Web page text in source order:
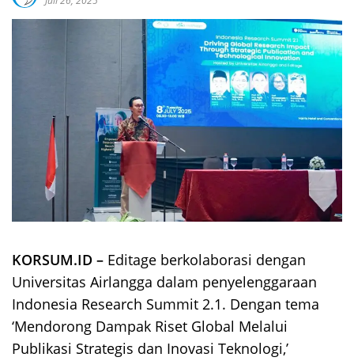
KORSUM.ID – Editage berkolaborasi dengan
Universitas Airlangga dalam penyelenggaraan
Indonesia Research Summit 2.1. Dengan tema
‘Mendorong Dampak Riset Global Melalui
Publikasi Strategis dan Inovasi Teknologi,’